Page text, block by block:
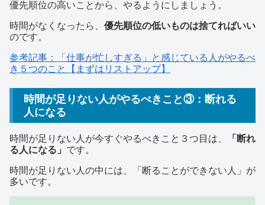
優先順位の高いことから、やるようにしましょう。
時間がなくなったら、 優先順位の低いものは捨てればいい
のです。
参考記事：「仕事が忙しすぎる」と感じている人がやるべ
き５つのこと【まずはリストアップ】
時間が足りない人がやるべきこと③：断れる
人になる
時間が足りない人が今すぐやるべきこと３つ目は、
「断れ
る人になる」 です。
時間が足りない人の中には、「断ることができない人」が
多いです。